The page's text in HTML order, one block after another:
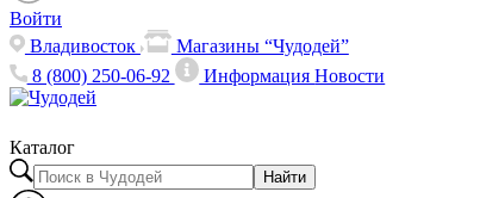
Войти
Владивосток
Магазины “Чудодей”
8 (800) 250-06-92
ИнформацияНовости
Каталог
Найти